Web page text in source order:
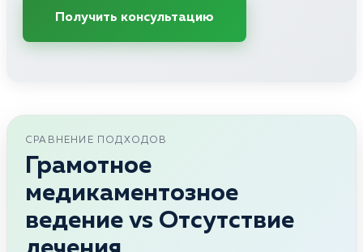
Получить консультацию
СРАВНЕНИЕ ПОДХОДОВ
Грамотное
медикаментозное
ведение vs Отсутствие